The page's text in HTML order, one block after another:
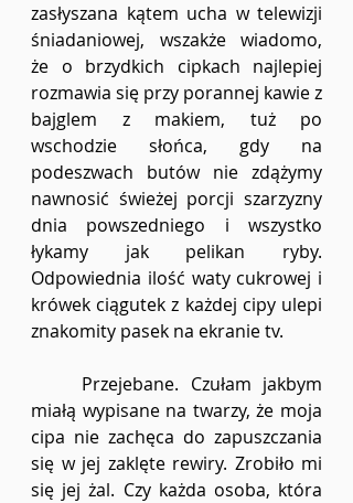
zasłyszana kątem ucha w telewizji
śniadaniowej, wszakże wiadomo,
że o brzydkich cipkach najlepiej
rozmawia się przy porannej kawie z
bajglem z makiem, tuż po
wschodzie słońca, gdy na
podeszwach butów nie zdążymy
nawnosić świeżej porcji szarzyzny
dnia powszedniego i wszystko
łykamy jak pelikan ryby.
Odpowiednia ilość waty cukrowej i
krówek ciągutek z każdej cipy ulepi
znakomity pasek na ekranie tv.
miałą wypisane na twarzy, że moja
cipa nie zachęca do zapuszczania
się w jej zaklęte rewiry. Zrobiło mi
się jej żal. Czy każda osoba, która